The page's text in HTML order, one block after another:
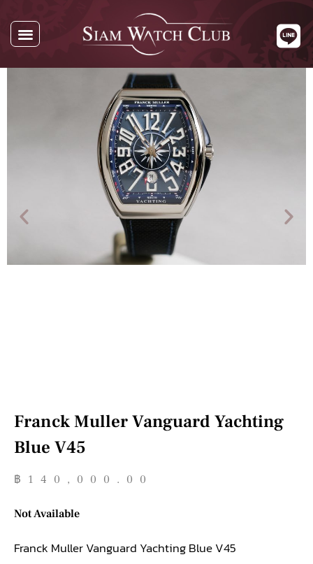
Franck Muller Vanguard Yachting
Blue V45
฿ 140,000.00
Not Available
Franck Muller Vanguard Yachting Blue V45